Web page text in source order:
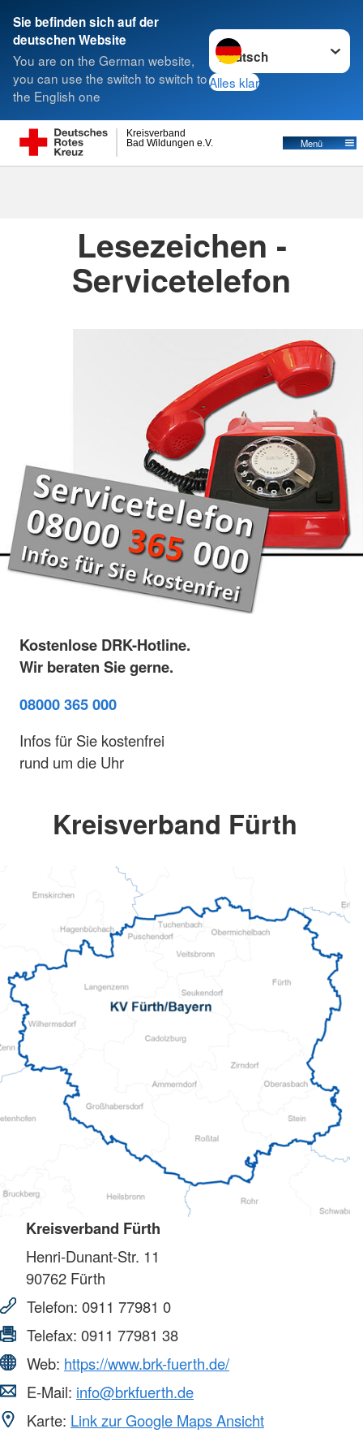
Sie befinden sich auf der
deutschen Website
You are on the German website,
you can use the switch to switch to
the English one
Sprache wechseln zu
Alles klar
Bad Wildungen e.V.
Kreisverband
Menü
Suche
Kreisverbände
Lesezeichen -
Servicetelefon
Kostenlose DRK-Hotline.
Wir beraten Sie gerne.
08000 365 000
Infos für Sie kostenfrei
rund um die Uhr
Kreisverband Fürth
Kreisverband Fürth
Henri-Dunant-Str. 11
90762 Fürth
Telefon: 0911 77981 0
Telefax: 0911 77981 38
Web: https://www.brk-fuerth.de/
E-Mail: info@brkfuerth.de
Karte: Link zur Google Maps Ansicht